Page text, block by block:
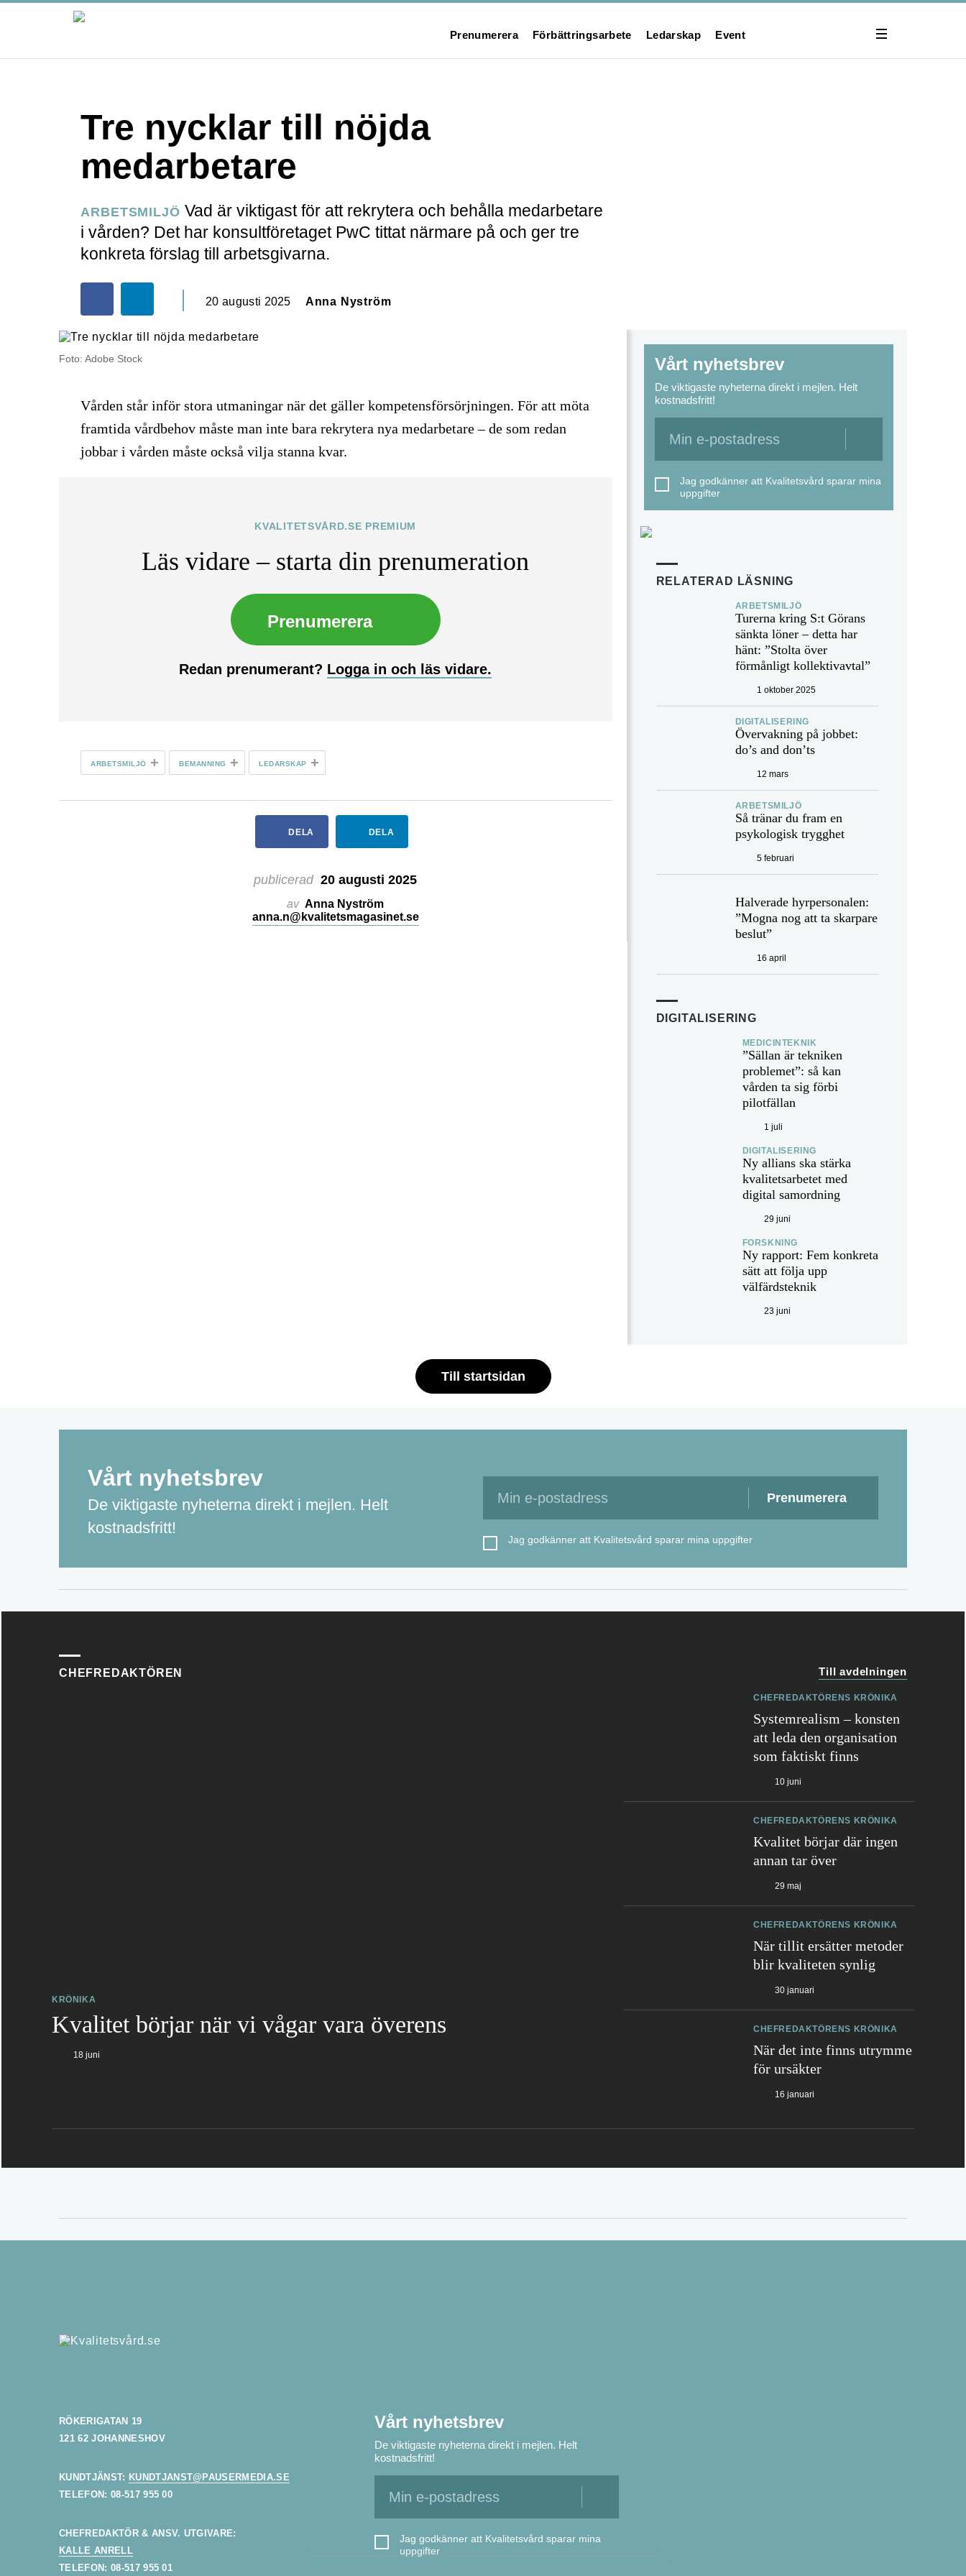
Prenumerera Förbättringsarbete Ledarskap Event
Tre nycklar till nöjda
medarbetare
ARBETSMILJÖ Vad är viktigast för att rekrytera och behålla medarbetare
i vården? Det har konsultföretaget PwC tittat närmare på och ger tre
konkreta förslag till arbetsgivarna.
20 augusti 2025 Anna Nyström
Foto: Adobe Stock
Vården står inför stora utmaningar när det gäller kompetensförsörjningen. För att möta
framtida vårdbehov måste man inte bara rekrytera nya medarbetare – de som redan
jobbar i vården måste också vilja stanna kvar.
KVALITETSVÅRD.SE PREMIUM
Läs vidare – starta din prenumeration
Prenumerera
Redan prenumerant? Logga in och läs vidare.
ARBETSMILJÖ + BEMANNING + LEDARSKAP +
DELA DELA
publicerad 20 augusti 2025
av Anna Nyström
anna.n@kvalitetsmagasinet.se
Vårt nyhetsbrev
De viktigaste nyheterna direkt i mejlen. Helt
kostnadsfritt!
Jag godkänner att Kvalitetsvård sparar mina
uppgifter
RELATERAD LÄSNING
ARBETSMILJÖ
Turerna kring S:t Görans
sänkta löner – detta har
hänt: ”Stolta över
förmånligt kollektivavtal”
1 oktober 2025
DIGITALISERING
Övervakning på jobbet:
do’s and don’ts
12 mars
ARBETSMILJÖ
Så tränar du fram en
psykologisk trygghet
5 februari
Halverade hyrpersonalen:
”Mogna nog att ta skarpare
beslut”
16 april
DIGITALISERING
MEDICINTEKNIK
”Sällan är tekniken
problemet”: så kan
vården ta sig förbi
pilotfällan
1 juli
DIGITALISERING
Ny allians ska stärka
kvalitetsarbetet med
digital samordning
29 juni
FORSKNING
Ny rapport: Fem konkreta
sätt att följa upp
välfärdsteknik
23 juni
Till startsidan
Vårt nyhetsbrev
De viktigaste nyheterna direkt i mejlen. Helt
kostnadsfritt!
Jag godkänner att Kvalitetsvård sparar mina uppgifter
CHEFREDAKTÖREN Till avdelningen
KRÖNIKA
Kvalitet börjar när vi vågar vara överens
18 juni
CHEFREDAKTÖRENS KRÖNIKA
Systemrealism – konsten
att leda den organisation
som faktiskt finns
10 juni
CHEFREDAKTÖRENS KRÖNIKA
Kvalitet börjar där ingen
annan tar över
29 maj
CHEFREDAKTÖRENS KRÖNIKA
När tillit ersätter metoder
blir kvaliteten synlig
30 januari
CHEFREDAKTÖRENS KRÖNIKA
När det inte finns utrymme
för ursäkter
16 januari
RÖKERIGATAN 19
121 62 JOHANNESHOV
KUNDTJÄNST: KUNDTJANST@PAUSERMEDIA.SE
TELEFON: 08-517 955 00
CHEFREDAKTÖR & ANSV. UTGIVARE:
KALLE ANRELL
TELEFON: 08-517 955 01
Vårt nyhetsbrev
De viktigaste nyheterna direkt i mejlen. Helt
kostnadsfritt!
Jag godkänner att Kvalitetsvård sparar mina
uppgifter